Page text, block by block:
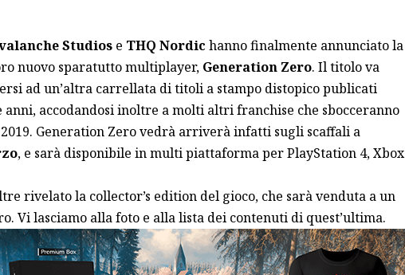
Studiose THQ Nordic hanno finalmente annunciato la
nuovo sparatutto multiplayer, Generation Zero. Il titolo va
ad un’altra carrellata di titoli a stampo distopico publicati
accodandosi inoltre a molti altri franchise che sbocceranno
Generation Zero vedrà arriverà infatti sugli scaffali a
, e sarà disponibile in multi piattaforma per PlayStation 4, Xbox
rivelato la collector’s edition del gioco, che sarà venduta a un
Vi lasciamo alla foto e alla lista dei contenuti di quest’ultima.